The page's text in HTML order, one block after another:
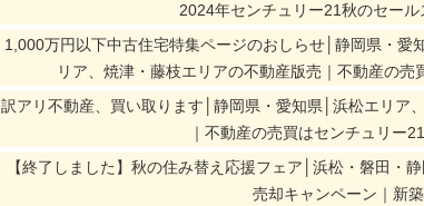
2024年センチュリー21秋のセー
1,000万円以下中古住宅特集ページのおしらせ│静岡県・
リア、焼津・藤枝エリアの不動産版売｜不動産の売
訳アリ不動産、買い取ります│静岡県・愛知県│浜松エリア
｜不動産の売買はセンチュリー
【終了しました】秋の住み替え応援フェア│浜松・磐田・
売却キャンペーン｜新